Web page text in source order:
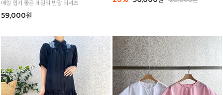
매일 입기 좋은 데일리 반팔 티셔츠
59,000원